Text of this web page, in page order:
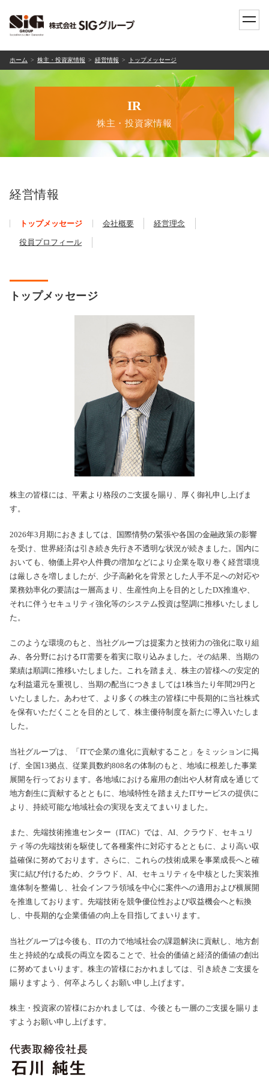
toggle
ホーム 株主・投資家情報 経営情報 トップメッセージ
IR
株主・投資家情報
経営情報
トップメッセージ 会社概要 経営理念
役員プロフィール
トップメッセージ
株主の皆様には、平素より格段のご支援を賜り、厚く御礼申し上げま
す。
2026年3月期におきましては、国際情勢の緊張や各国の金融政策の影響
を受け、世界経済は引き続き先行き不透明な状況が続きました。国内に
おいても、物価上昇や人件費の増加などにより企業を取り巻く経営環境
は厳しさを増しましたが、少子高齢化を背景とした人手不足への対応や
業務効率化の要請は一層高まり、生産性向上を目的としたDX推進や、
それに伴うセキュリティ強化等のシステム投資は堅調に推移いたしまし
た。
このような環境のもと、当社グループは提案力と技術力の強化に取り組
み、各分野におけるIT需要を着実に取り込みました。その結果、当期の
業績は順調に推移いたしました。これを踏まえ、株主の皆様への安定的
な利益還元を重視し、当期の配当につきましては1株当たり年間29円と
いたしました。あわせて、より多くの株主の皆様に中長期的に当社株式
を保有いただくことを目的として、株主優待制度を新たに導入いたしま
した。
当社グループは、「ITで企業の進化に貢献すること」をミッションに掲
げ、全国13拠点、従業員数約808名の体制のもと、地域に根差した事業
展開を行っております。各地域における雇用の創出や人材育成を通じて
地方創生に貢献するとともに、地域特性を踏まえたITサービスの提供に
より、持続可能な地域社会の実現を支えてまいりました。
また、先端技術推進センター（ITAC）では、AI、クラウド、セキュリ
ティ等の先端技術を駆使して各種案件に対応するとともに、より高い収
益確保に努めております。さらに、これらの技術成果を事業成長へと確
実に結び付けるため、クラウド、AI、セキュリティを中核とした実装推
進体制を整備し、社会インフラ領域を中心に案件への適用および横展開
を推進しております。先端技術を競争優位性および収益機会へと転換
し、中長期的な企業価値の向上を目指してまいります。
当社グループは今後も、ITの力で地域社会の課題解決に貢献し、地方創
生と持続的な成長の両立を図ることで、社会的価値と経済的価値の創出
に努めてまいります。株主の皆様におかれましては、引き続きご支援を
賜りますよう、何卒よろしくお願い申し上げます。
株主・投資家の皆様におかれましては、今後とも一層のご支援を賜りま
すようお願い申し上げます。